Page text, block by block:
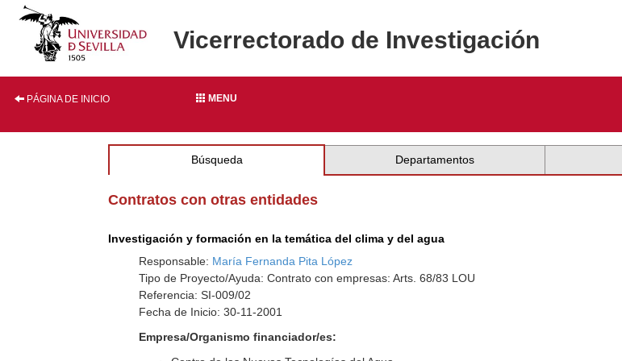
Vicerrectorado de Investigación
PÁGINA DE INICIO MENU
Búsqueda Departamentos
Contratos con otras entidades
Investigación y formación en la temática del clima y del agua
Responsable: María Fernanda Pita López
Tipo de Proyecto/Ayuda: Contrato con empresas: Arts. 68/83 LOU
Referencia: SI-009/02
Fecha de Inicio: 30-11-2001
Empresa/Organismo financiador/es: